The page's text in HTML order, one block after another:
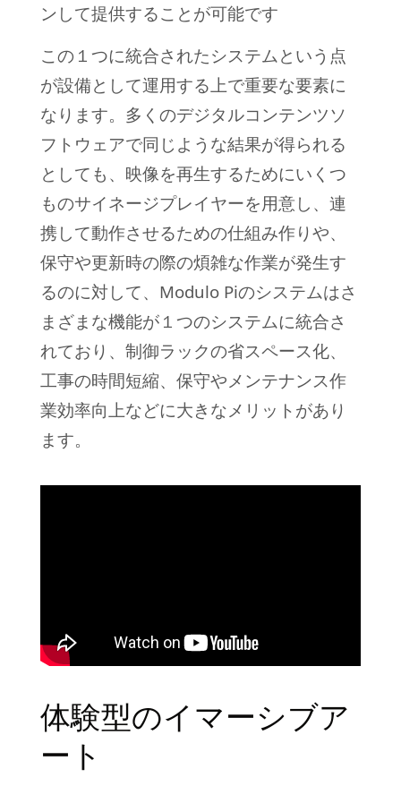
ンして提供することが可能です
この１つに統合されたシステムという点
が設備として運用する上で重要な要素に
なります。多くのデジタルコンテンツソ
フトウェアで同じような結果が得られる
としても、映像を再生するためにいくつ
ものサイネージプレイヤーを用意し、連
携して動作させるための仕組み作りや、
保守や更新時の際の煩雑な作業が発生す
るのに対して、Modulo Piのシステムはさ
まざまな機能が１つのシステムに統合さ
れており、制御ラックの省スペース化、
工事の時間短縮、保守やメンテナンス作
業効率向上などに大きなメリットがあり
ます。
体験型のイマーシブア
ート